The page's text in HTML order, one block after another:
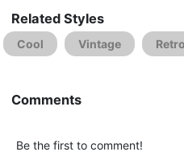
Related Styles
Cool Vintage Retro
Comments
Be the first to comment!